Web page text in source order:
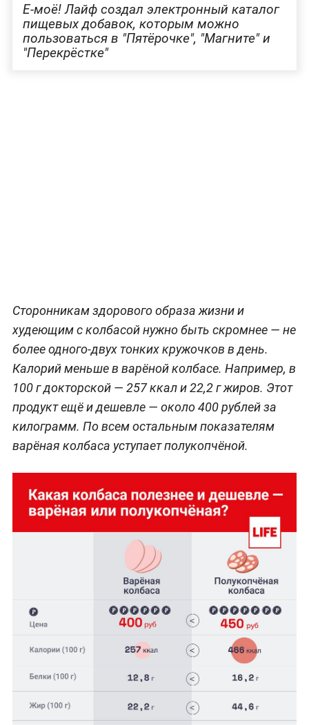
Е-моё! Лайф создал электронный каталог
пищевых добавок, которым можно
пользоваться в "Пятёрочке", "Магните" и
"Перекрёстке"
Сторонникам здорового образа жизни и
худеющим с колбасой нужно быть скромнее — не
более одного-двух тонких кружочков в день.
Калорий меньше в варёной колбасе. Например, в
100 г докторской — 257 ккал и 22,2 г жиров. Этот
продукт ещё и дешевле — около 400 рублей за
килограмм. По всем остальным показателям
варёная колбаса уступает полукопчёной.